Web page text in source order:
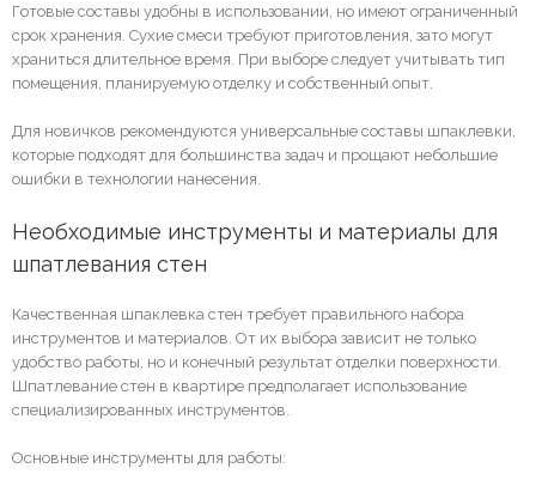
Готовые составы удобны в использовании, но имеют ограниченный
срок хранения. Сухие смеси требуют приготовления, зато могут
храниться длительное время. При выборе следует учитывать тип
помещения, планируемую отделку и собственный опыт.
Для новичков рекомендуются универсальные составы шпаклевки,
которые подходят для большинства задач и прощают небольшие
ошибки в технологии нанесения.
Необходимые инструменты и материалы для
шпатлевания стен
Качественная шпаклевка стен требует правильного набора
инструментов и материалов. От их выбора зависит не только
удобство работы, но и конечный результат отделки поверхности.
Шпатлевание стен в квартире предполагает использование
специализированных инструментов.
Основные инструменты для работы: